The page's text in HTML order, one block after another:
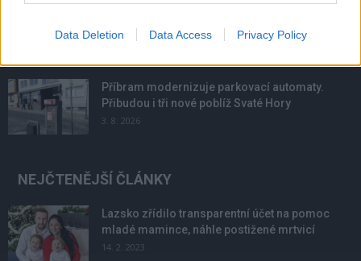
Data Deletion Data Access Privacy Policy
podmínky. Horší voda je jen...
4. 8. 2026
Příbram modernizuje parkovací automaty.
Přibudou i tři nové poblíž Svaté Hory
3. 8. 2026
NEJČTENĚJŠÍ ČLÁNKY
Lazsko zřídilo transparentní účet na pomoc
mladé mamince, náhle postižené mrtvicí
14. 2. 2023